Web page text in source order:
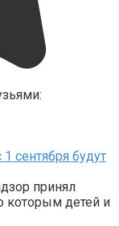
сентября будут
принял
которым детей и